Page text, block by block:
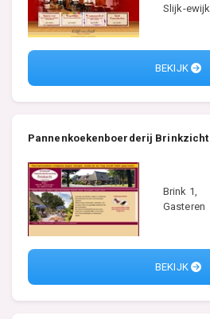
Slijk-ewijk
BEKIJK
Pannenkoekenboerderij Brinkzicht
Brink 1,
Gasteren
BEKIJK